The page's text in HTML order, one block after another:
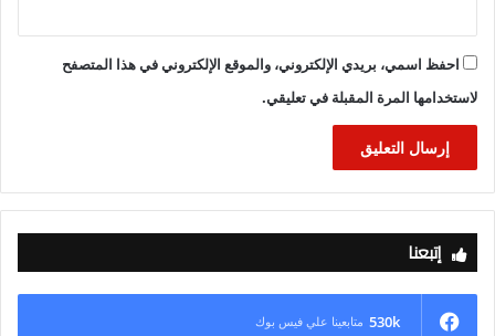
احفظ اسمي، بريدي الإلكتروني، والموقع الإلكتروني في هذا المتصفح
لاستخدامها المرة المقبلة في تعليقي.
إتبعنا
530k متابعينا علي فيس بوك